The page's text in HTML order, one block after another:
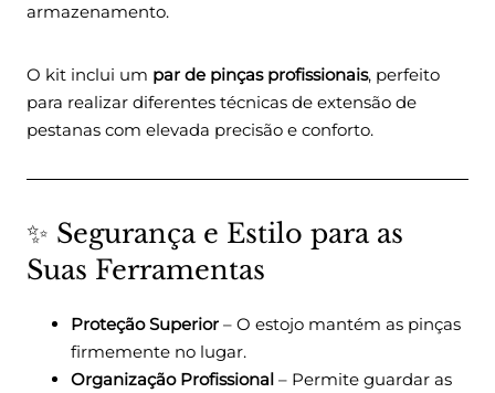
armazenamento.
O kit inclui um par de pinças profissionais, perfeito
para realizar diferentes técnicas de extensão de
pestanas com elevada precisão e conforto.
✨ Segurança e Estilo para as
Suas Ferramentas
Proteção Superior – O estojo mantém as pinças
firmemente no lugar.
Organização Profissional – Permite guardar as